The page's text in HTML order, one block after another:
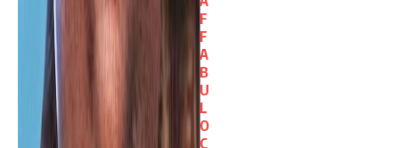
F
F
A
B
U
L
O
C